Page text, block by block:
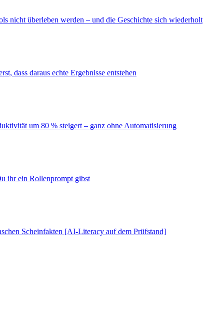
nicht überleben werden – und die Geschichte sich wiederholt
dass daraus echte Ergebnisse entstehen
um 80 % steigert – ganz ohne Automatisierung
ihr ein Rollenprompt gibst
Scheinfakten [AI-Literacy auf dem Prüfstand]